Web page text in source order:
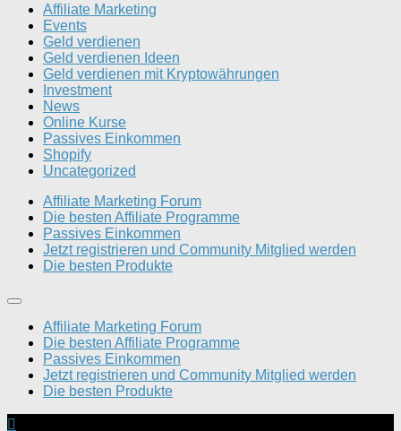
Affiliate Marketing
Events
Geld verdienen
Geld verdienen Ideen
Geld verdienen mit Kryptowährungen
Investment
News
Online Kurse
Passives Einkommen
Shopify
Uncategorized
Affiliate Marketing Forum
Die besten Affiliate Programme
Passives Einkommen
Jetzt registrieren und Community Mitglied werden
Die besten Produkte
Affiliate Marketing Forum
Die besten Affiliate Programme
Passives Einkommen
Jetzt registrieren und Community Mitglied werden
Die besten Produkte